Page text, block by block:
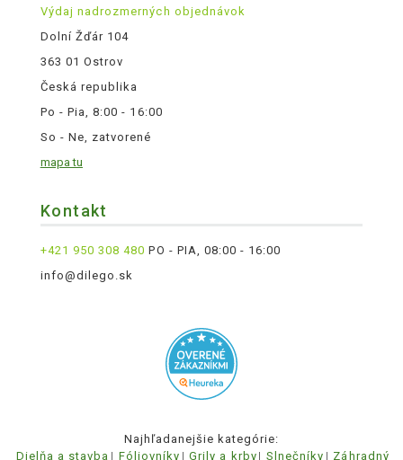
Výdaj nadrozmerných objednávok
Dolní Žďár 104
363 01 Ostrov
Česká republika
Po - Pia, 8:00 - 16:00
So - Ne, zatvorené
mapa tu
Kontakt
+421 950 308 480 PO - PIA, 08:00 - 16:00
info@dilego.sk
Najhľadanejšie kategórie:
Dielňa a stavba
Fóliovníky Grily a krby Slnečníky Záhradný